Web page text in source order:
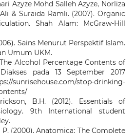
Azyze Mohd Salleh Azyze, Norliza
& Suraida Ramli. (2007). Organic
Shah Alam: McGraw-Hill
Sains Menurut Perspektif Islam.
Umum UKM.
The Alcohol Percentage Contents of
pada 13 September 2017
stop-drinking-
B.H. (2012). Essentials of
9th International student
P. (2000). Anatomica: The Complete